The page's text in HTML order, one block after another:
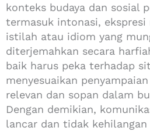
konteks budaya dan sosial
termasuk intonasi, ekspresi
istilah atau idiom yang
diterjemahkan secara
baik harus peka terhadap
menyesuaikan
relevan dan sopan dalam
Dengan demikian,
lancar dan tidak